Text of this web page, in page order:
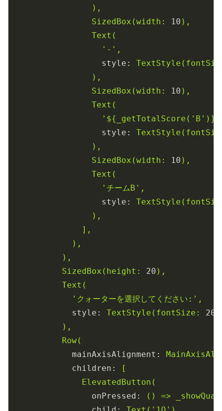
),
SizedBox(width:
10 ),
Text(
'-' ,
style:
),
SizedBox(width:
10 ),
Text(
'${_getTotalScore('
style:
),
SizedBox(width:
10 ),
Text(
'チームB' ,
style:
),
],
),
),
SizedBox(height:
20 ),
Text(
'クォーターを選択してください:' ,
style:
TextStyle(fontSize: 20
),
Row(
mainAxisAlignment:
children:
[
ElevatedButton(
onPressed:
() =>